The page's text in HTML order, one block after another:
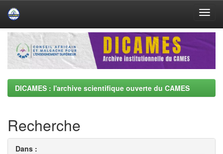
Skip
navigation
DICAMES : l'archive scientifique ouverte du CAMES
Recherche
Dans :